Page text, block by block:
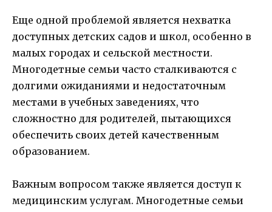
Еще одной проблемой является нехватка
доступных детских садов и школ, особенно в
малых городах и сельской местности.
Многодетные семьи часто сталкиваются с
долгими ожиданиями и недостаточным
местами в учебных заведениях, что
сложностно для родителей, пытающихся
обеспечить своих детей качественным
образованием.
Важным вопросом также является доступ к
медицинским услугам. Многодетные семьи